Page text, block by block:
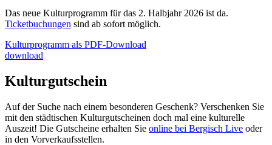
Das neue Kulturprogramm für das 2. Halbjahr 2026 ist da.
Ticketbuchungen sind ab sofort möglich.
Kulturprogramm als PDF-Download
download
Kulturgutschein
Auf der Suche nach einem besonderen Geschenk? Verschenken Sie
mit den städtischen Kulturgutscheinen doch mal eine kulturelle
Auszeit! Die Gutscheine erhalten Sie online bei Bergisch Live oder
in den Vorverkaufsstellen.